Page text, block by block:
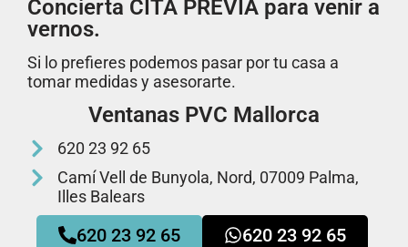
Concierta CITA PREVIA para venir a
vernos.
Si lo prefieres podemos pasar por tu casa a
tomar medidas y asesorarte.
Ventanas PVC Mallorca
620 23 92 65
Camí Vell de Bunyola, Nord, 07009 Palma,
Illes Balears
620 23 92 65 620 23 92 65